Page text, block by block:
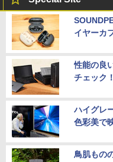
イヤーカ
性能の良
チェック！
ハイグレ
色彩美で
鳥肌もの